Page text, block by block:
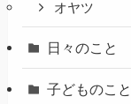
オヤツ
日々のこと
子どものこと